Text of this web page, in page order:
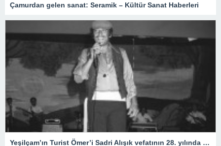
Çamurdan gelen sanat: Seramik – Kültür Sanat Haberleri
Yeşilçam’ın Turist Ömer’i Sadri Alışık vefatının 28. yılında anılıyor